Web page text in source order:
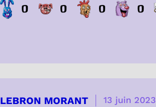
0 0 0 0
LEBRON MORANT 13 juin 2023